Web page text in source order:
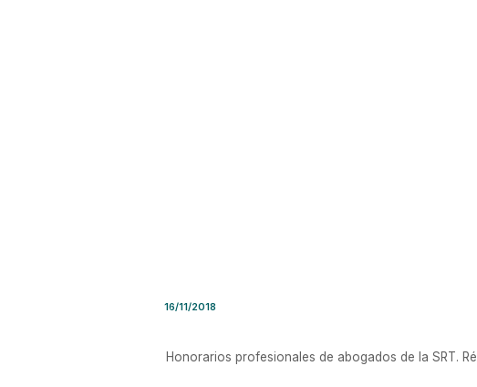
16/11/2018
Honorarios profesionales de abogados de la SRT.